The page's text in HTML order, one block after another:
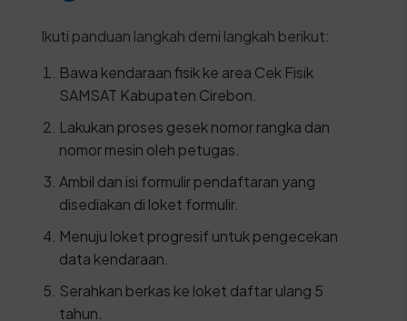
Ikuti panduan langkah demi langkah berikut:
Bawa kendaraan fisik ke area Cek Fisik
SAMSAT Kabupaten Cirebon.
Lakukan proses gesek nomor rangka dan
nomor mesin oleh petugas.
Ambil dan isi formulir pendaftaran yang
disediakan di loket formulir.
Menuju loket progresif untuk pengecekan
data kendaraan.
Serahkan berkas ke loket daftar ulang 5
tahun.